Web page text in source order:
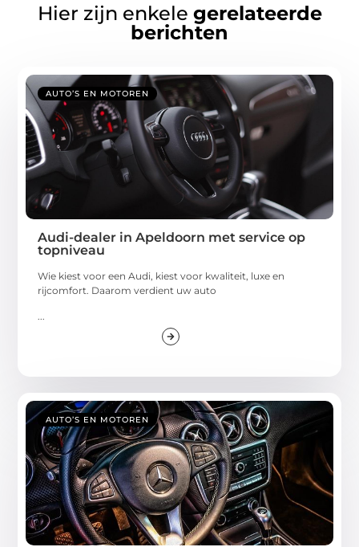
Hier zijn enkele gerelateerde
berichten
AUTO’S EN MOTOREN
Audi-dealer in Apeldoorn met service op
topniveau
Wie kiest voor een Audi, kiest voor kwaliteit, luxe en
rijcomfort. Daarom verdient uw auto
...
AUTO’S EN MOTOREN